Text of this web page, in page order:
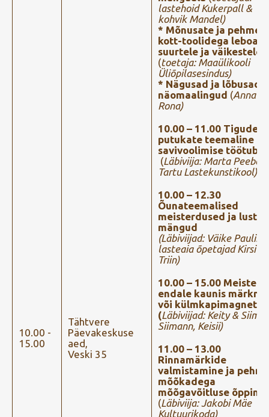
10.00 -
15.00
Tähtvere
Päevakeskuse
aed,
Veski 35
lastehoid Kukerpall &
kohvik Mandel)
* Mõnusate ja
kott-toolidega leboala
suurtele ja väikestele
(toetaja: Maaülikooli
Üliõpilasesindus)
* Nägusad ja lõbusad
näomaalingud (Anna ja
Rona)
10.00 – 11.00 Tigude ja
putukate teemaline
savivoolimise töötuba
(Läbiviija: Marta Peebo,
Tartu Lastekunstikool)
10.00 – 12.30
Õunateemalised
meisterdused ja
mängud
(Läbiviijad: Väike Pauline
lasteaia õpetajad Kirsi &
Triin)
10.00 – 15.00
endale kaunis
või külmkapimagnet
(Läbiviijad: Keity & Siim
Siimann, Keisii)
11.00 – 13.00
Rinnamärkide
valmistamine ja
mõõkadega
mõõgavõitluse
(Läbiviija: Jakobi Mäe
Kultuurikoda)